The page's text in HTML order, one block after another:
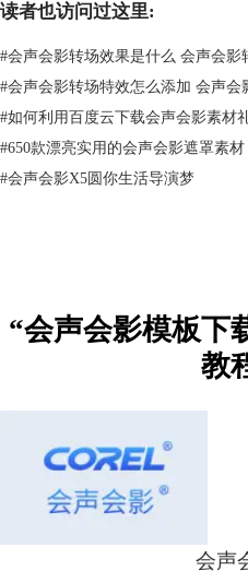
怎么样，看了这么多会声会影模板
自己喜欢的模板吧！
读者也访问过这里:
#会声会影转场效果是什么 会声会
#会声会影转场特效怎么添加 会声
#如何利用百度云下载会声会影素材
#650款漂亮实用的会声会影遮罩素材
#会声会影X5圆你生活导演梦
“会声会影模板下
教